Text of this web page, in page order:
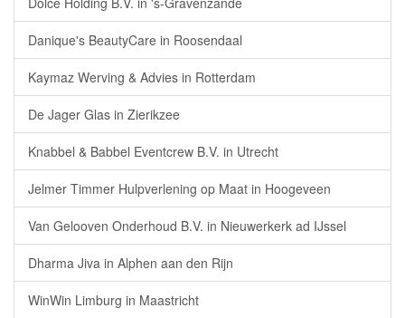
Danique's BeautyCare in Roosendaal
Kaymaz Werving & Advies in Rotterdam
De Jager Glas in Zierikzee
Knabbel & Babbel Eventcrew B.V. in Utrecht
Jelmer Timmer Hulpverlening op Maat in Hoogeveen
Van Gelooven Onderhoud B.V. in Nieuwerkerk ad IJssel
Dharma Jiva in Alphen aan den Rijn
WinWin Limburg in Maastricht